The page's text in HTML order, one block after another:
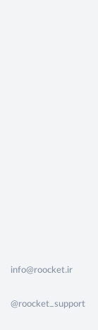
info@roocket.ir
@roocket_support